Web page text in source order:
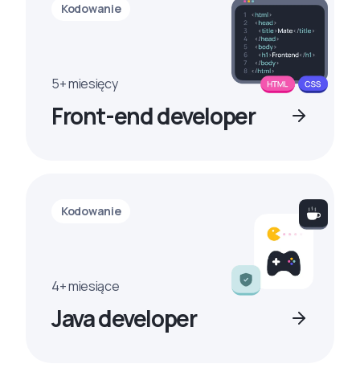
Kodowanie
5+ miesięcy
Front-end developer
Kodowanie
4+ miesiące
Java developer